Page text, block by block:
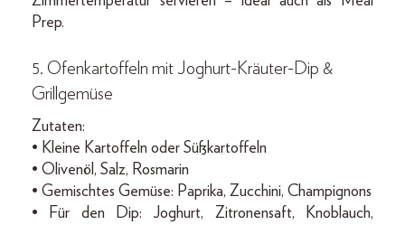
Prep.
5. Ofenkartoffeln mit Joghurt-Kräuter-Dip &
Grillgemüse
Zutaten:
• Kleine Kartoffeln oder Süßkartoffeln
• Olivenöl, Salz, Rosmarin
• Gemischtes Gemüse: Paprika, Zucchini, Champignons
• Für den Dip: Joghurt, Zitronensaft, Knoblauch,